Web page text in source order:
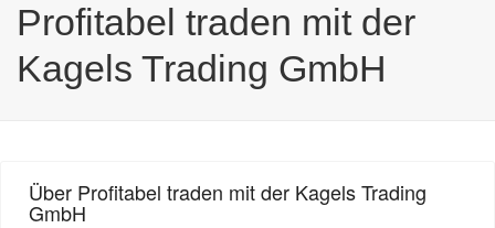
Profitabel traden mit der
Kagels Trading GmbH
Über Profitabel traden mit der Kagels Trading
GmbH